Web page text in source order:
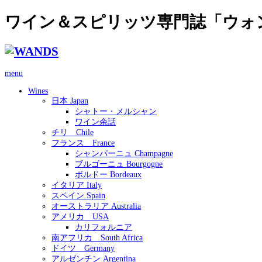
ワイン＆スピリッツ専門誌「ウォ
menu
Wines
日本 Japan
シャトー・メルシャン
ワイン余話
チリ Chile
フランス France
シャンパーニュ Champagne
ブルゴーニュ Bourgogne
ボルドー Bordeaux
イタリア Italy
スペイン Spain
オーストラリア Australia
アメリカ USA
カリフォルニア
南アフリカ South Africa
ドイツ Germany
アルゼンチン Argentina